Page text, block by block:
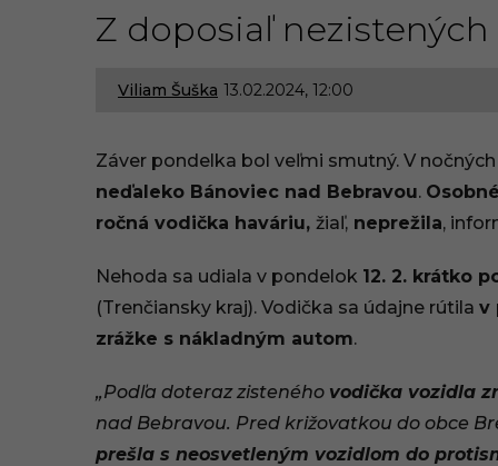
Z doposiaľ
Viliam Šuška 13.02.2024, 12:00
1
0
2
.
0
2
Záver pondelka bol veľmi smutný. V
neďaleko Bánoviec nad Bebravou.
ročná vodička haváriu, žiaľ, neprežila,
Nehoda sa udiala v pondelok 12. 2. krátko
(Trenčiansky kraj). Vodička sa údajne rútila v
zrážke s nákladným autom.
​„Podľa doteraz zisteného vodička vozidla
nad Bebravou. Pred križovatkou do obce
prešla s neosvetleným vozidlom do